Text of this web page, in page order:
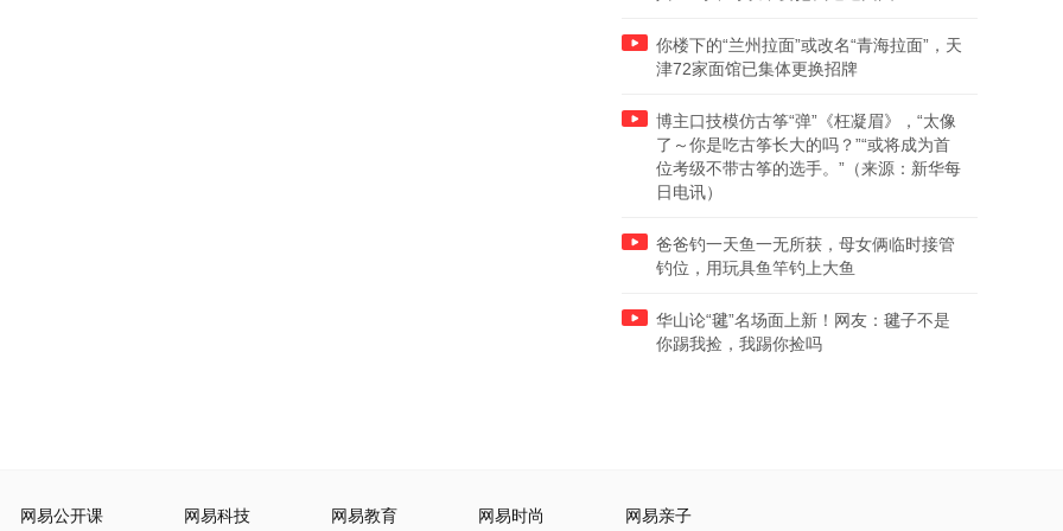
你楼下的“兰州拉面”或改名“青海拉面”，天
津72家面馆已集体更换招牌
博主口技模仿古筝“弹”《枉凝眉》，“太像
了～你是吃古筝长大的吗？”“或将成为首
位考级不带古筝的选手。”（来源：新华每
日电讯）
爸爸钓一天鱼一无所获，母女俩临时接管
钓位，用玩具鱼竿钓上大鱼
华山论“毽”名场面上新！网友：毽子不是
你踢我捡，我踢你捡吗
网易公开课 网易科技 网易教育 网易时尚 网易亲子